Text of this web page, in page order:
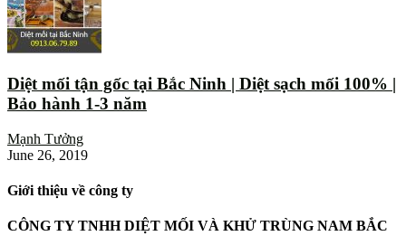
Diệt mối tận gốc tại Bắc Ninh | Diệt sạch mối 100% |
Bảo hành 1-3 năm
Mạnh Tưởng
June 26, 2019
Giới thiệu về công ty
CÔNG TY TNHH DIỆT MỐI VÀ KHỬ TRÙNG NAM BẮC